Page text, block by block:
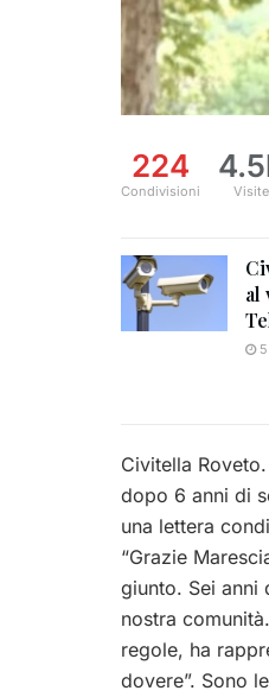
224
Condivisioni Visite
al
5
Civitella
dopo 6 anni di
una lettera
“Grazie
giunto. Sei anni
nostra
regole, ha
dovere”. Sono